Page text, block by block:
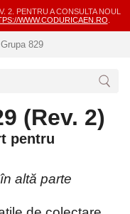
2. PENTRU A CONSULTA NOUL
WWW.CODURICAEN.RO
Grupa 829
(Rev. 2)
pentru
altă parte